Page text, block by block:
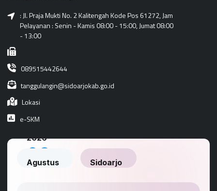
: Jl. Praja Mukti No. 2 Kalitengah Kode Pos 61272, Jam
Pelayanan : Senin - Kamis 08:00 - 15:00, Jumat 08:00
- 13:00
089515442644
tanggulangin@sidoarjokab.go.id
Lokasi
e-SKM